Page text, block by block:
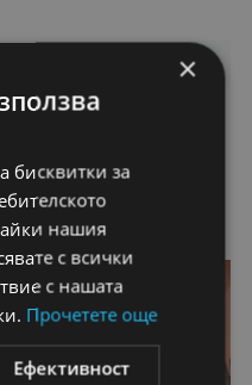
Боти на ток
×
бисквитки за
нашия
с всички
с нашата
Прочетете още
Ефективност